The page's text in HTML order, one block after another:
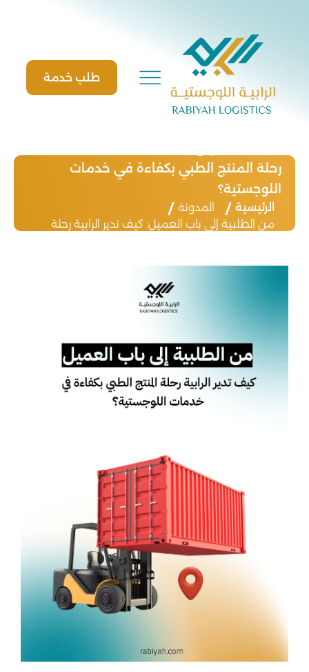
content
طلب خدمة
رحلة المنتج الطبي بكفاءة في خدمات
اللوجستية؟
الرئيسية
المدونة
من الطلبية إلى باب العميل: كيف تدير الرابية رحلة